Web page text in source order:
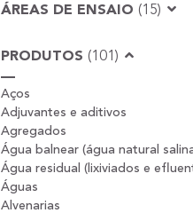
ÁREAS DE ENSAIO (15)
PRODUTOS (101)
Aços
Adjuvantes e aditivos
Agregados
Água balnear (água natural
Água residual (lixiviados e
Águas
Alvenarias